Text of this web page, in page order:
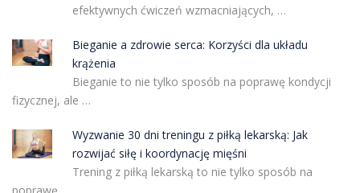
efektywnych ćwiczeń wzmacniających, …
Bieganie a zdrowie serca: Korzyści dla układu
krążenia
Bieganie to nie tylko sposób na poprawę kondycji
fizycznej, ale …
Wyzwanie 30 dni treningu z piłką lekarską: Jak
rozwijać siłę i koordynację mięśni
Trening z piłką lekarską to nie tylko sposób na